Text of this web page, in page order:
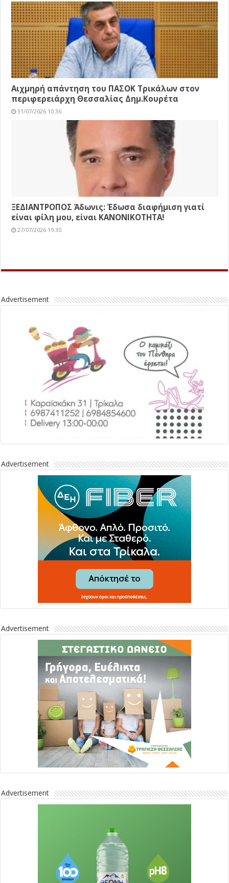
Αιχμηρή απάντηση του ΠΑΣΟΚ Τρικάλων στον
περιφερειάρχη Θεσσαλίας Δημ.Κουρέτα
31/07/2026 10:36
ΞΕΔΙΑΝΤΡΟΠΟΣ Άδωνις: Έδωσα διαφήμιση γιατί
είναι φίλη μου, είναι ΚΑΝΟΝΙΚΟΤΗΤΑ!
27/07/2026 19:30
Advertisement
Advertisement
Advertisement
Advertisement